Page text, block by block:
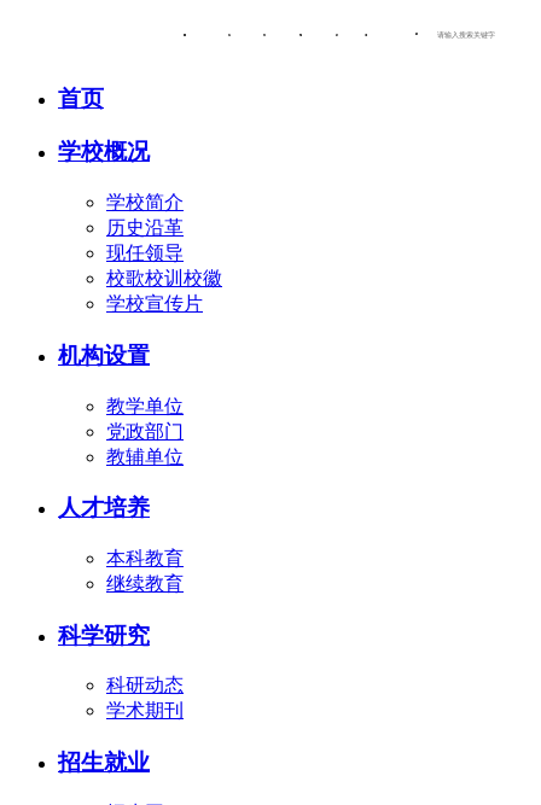
OA办公系统 校园邮箱 信息公开 人才招聘 图书馆 师范文化长廊
首页
学校概况
学校简介
历史沿革
现任领导
校歌校训校徽
学校宣传片
机构设置
教学单位
党政部门
教辅单位
人才培养
本科教育
继续教育
科学研究
科研动态
学术期刊
招生就业